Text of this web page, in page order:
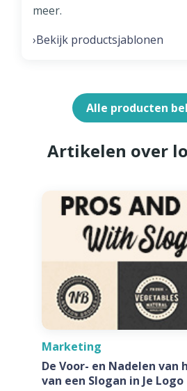
meer.
›Bekijk productsjablonen
Alle producten
Artikelen over
Marketing
De Voor- en Nadelen van
van een Slogan in Je Logo